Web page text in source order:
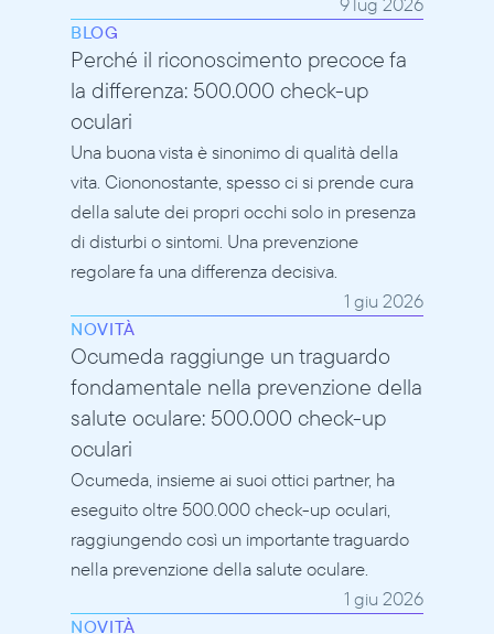
BLOG
Perché il riconoscimento precoce fa
la differenza: 500.000 check-up
oculari
Una buona vista è sinonimo di qualità della
vita. Ciononostante, spesso ci si prende cura
della salute dei propri occhi solo in presenza
di disturbi o sintomi. Una prevenzione
regolare fa una differenza decisiva.
1 giu 2026
NOVITÀ
Ocumeda raggiunge un traguardo
fondamentale nella prevenzione della
salute oculare: 500.000 check-up
oculari
Ocumeda, insieme ai suoi ottici partner, ha
eseguito oltre 500.000 check-up oculari,
raggiungendo così un importante traguardo
nella prevenzione della salute oculare.
1 giu 2026
NOVITÀ